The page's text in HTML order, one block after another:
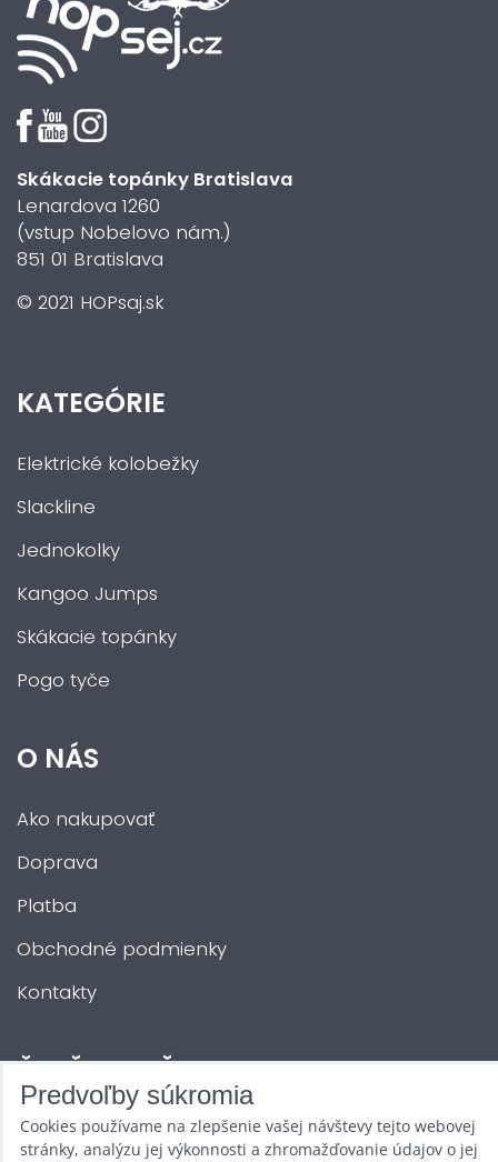
Skákacie topánky Bratislava
Lenardova 1260
(vstup Nobelovo nám.)
851 01 Bratislava
© 2021 HOPsaj.sk
KATEGÓRIE
Elektrické kolobežky
Slackline
Jednokolky
Kangoo Jumps
Skákacie topánky
Pogo tyče
O NÁS
Ako nakupovať
Doprava
Platba
Obchodné podmienky
Kontakty
ĎALŠIE SLUŽBY
Zábava na Vašu akciu
Predvoľby súkromia
Cookies používame na zlepšenie vašej návštevy tejto webovej
stránky, analýzu jej výkonnosti a zhromažďovanie údajov o jej